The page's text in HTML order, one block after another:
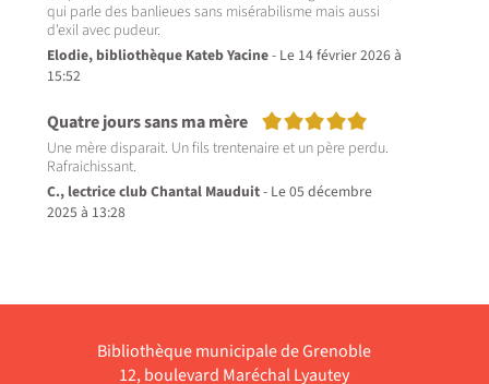
qui parle des banlieues sans misérabilisme mais aussi
d'exil avec pudeur.
Elodie, bibliothèque Kateb Yacine- Le 14 février 2026 à
15:52
Quatre jours sans ma mère 5/5
Une mère disparait. Un fils trentenaire et un père perdu.
C., lectrice club Chantal Mauduit- Le 05 décembre
2025 à 13:28
Bibliothèque municipale de Grenoble
12, boulevard Maréchal Lyautey